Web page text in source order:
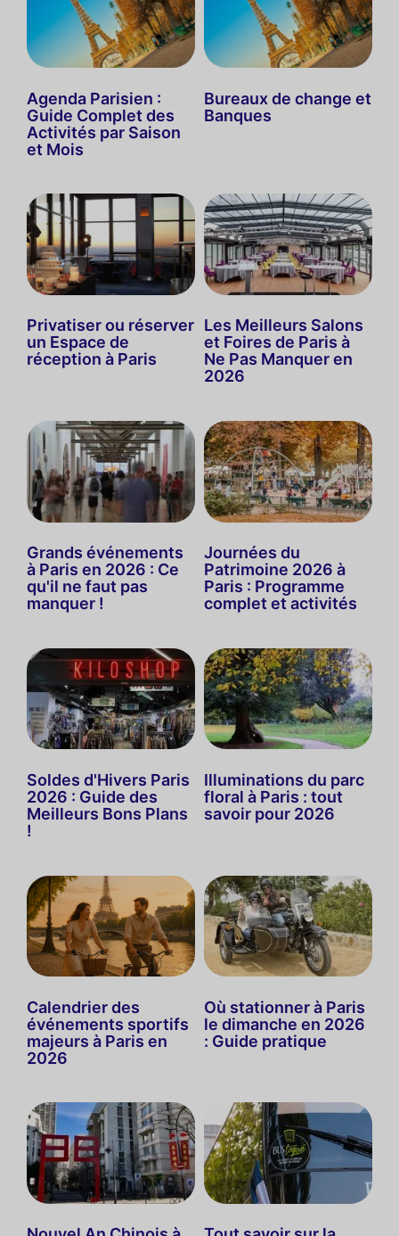
Agenda Parisien :
Guide Complet des
Activités par Saison
et Mois
Bureaux de change et
Banques
Privatiser ou réserver
un Espace de
réception à Paris
Les Meilleurs Salons
et Foires de Paris à
Ne Pas Manquer en
2026
Grands événements
à Paris en 2026 : Ce
qu'il ne faut pas
manquer !
Journées du
Patrimoine 2026 à
Paris : Programme
complet et activités
Soldes d'Hivers Paris
2026 : Guide des
Meilleurs Bons Plans
!
Illuminations du parc
floral à Paris : tout
savoir pour 2026
Calendrier des
événements sportifs
majeurs à Paris en
2026
Où stationner à Paris
le dimanche en 2026
: Guide pratique